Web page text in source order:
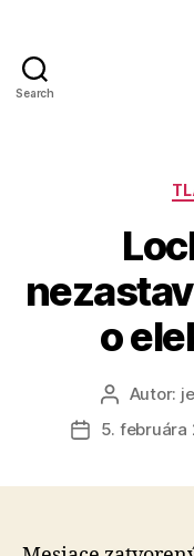
Search
o
Autor
článku
Autor:
Dátum
5. februára